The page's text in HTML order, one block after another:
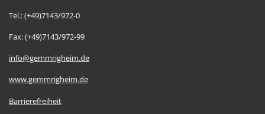
Tel.: (+49)7143/972-0
Fax: (+49)7143/972-99
info@gemmrigheim.de
www.gemmrigheim.de
Barrierefreiheit